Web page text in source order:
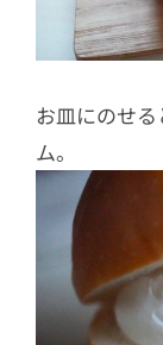
お皿にのせ
ム。